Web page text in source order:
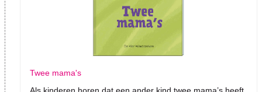
Twee mama's